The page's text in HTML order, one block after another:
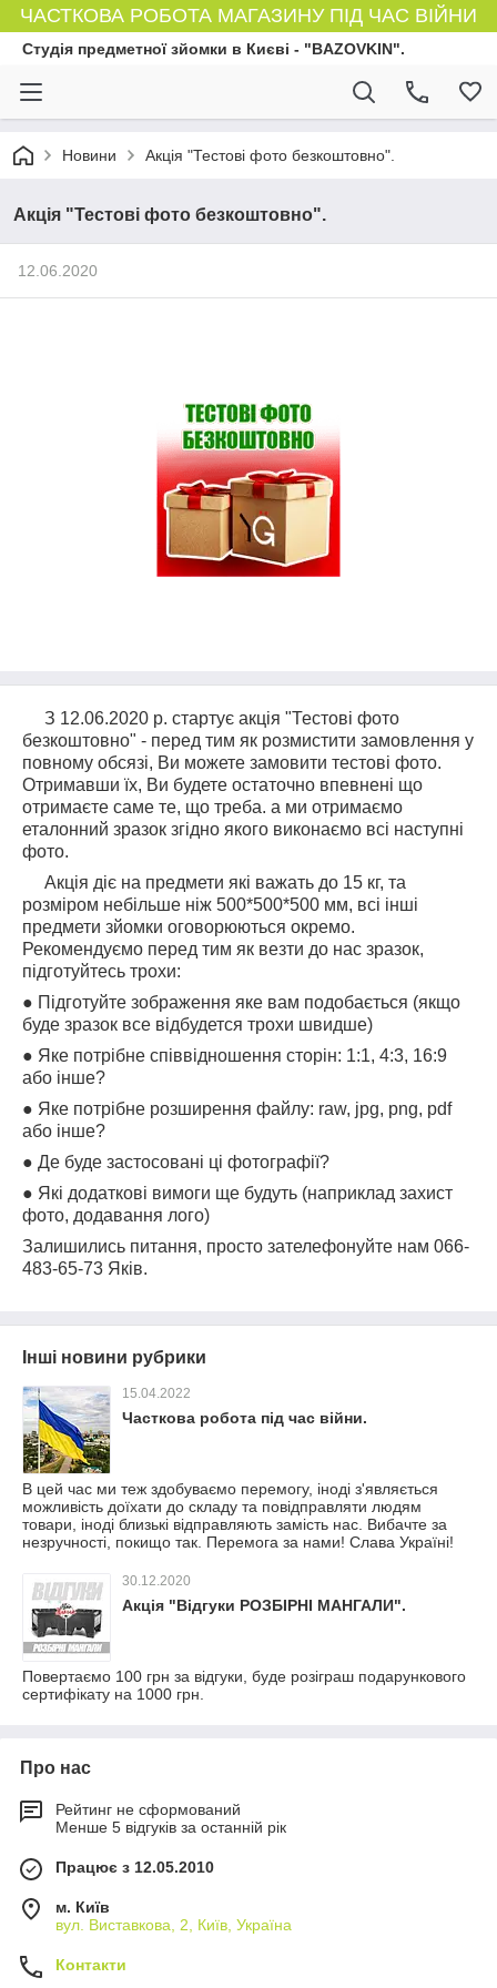
ЧАСТКОВА РОБОТА МАГАЗИНУ ПІД ЧАС ВІЙНИ
Студія предметної зйомки в Києві - "BAZOVKIN".
Новини Акція "Тестові фото безкоштовно".
Акція "Тестові фото безкоштовно".
12.06.2020
З 12.06.2020 р. стартує акція "Тестові фото
безкоштовно" - перед тим як розмистити замовлення у
повному обсязі, Ви можете замовити тестові фото.
Отримавши їх, Ви будете остаточно впевнені що
отримаєте саме те, що треба. а ми отримаємо
еталонний зразок згідно якого виконаємо всі наступні
фото.
Акція діє на предмети які важать до 15 кг, та
розміром небільше ніж 500*500*500 мм, всі інші
предмети зйомки оговорюються окремо.
Рекомендуємо перед тим як везти до нас зразок,
підготуйтесь трохи:
● Підготуйте зображення яке вам подобається (якщо
буде зразок все відбудется трохи швидше)
● Яке потрібне співвідношення сторін: 1:1, 4:3, 16:9
або інше?
● Я ке потрібне розширення файлу: raw, jpg, png, pdf
або інше?
● Де буде застосовані ці фотографії?
● Які додаткові вимоги ще будуть (наприклад захист
фото, додавання лого)
Залишились питання, просто зателефонуйте нам 066-
483-65-73 Яків.
Інші новини рубрики
15.04.2022
Часткова робота під час війни.
В цей час ми теж здобуваємо перемогу, іноді з'являється
можливість доїхати до складу та повідправляти людям
товари, іноді близькі відправляють замість нас. Вибачте за
незручності, покищо так. Перемога за нами! Слава Україні!
30.12.2020
Акція "Відгуки РОЗБІРНІ МАНГАЛИ".
Повертаємо 100 грн за відгуки, буде розіграш подарункового
сертифікату на 1000 грн.
Про нас
Рейтинг не сформований
Менше 5 відгуків за останній рік
Працює з 12.05.2010
м. Київ
вул. Виставкова, 2, Київ, Україна
Контакти